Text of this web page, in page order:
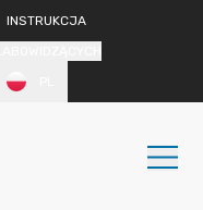
INSTRUKCJA